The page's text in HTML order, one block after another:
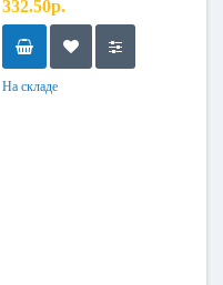
332.50р.
На складе